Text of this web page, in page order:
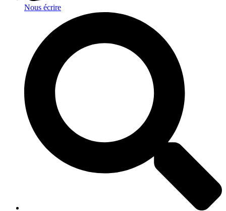
Nous écrire